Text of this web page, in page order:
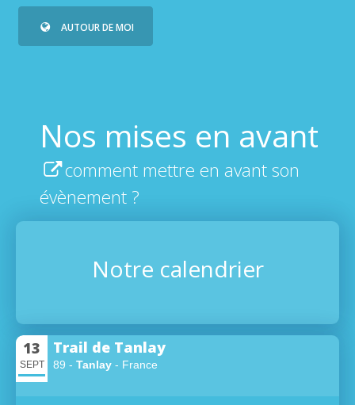
AUTOUR DE MOI
Nos mises en avant
comment mettre en avant son
évènement ?
Notre calendrier
13
SEPT
Trail de Tanlay
89 - Tanlay - France